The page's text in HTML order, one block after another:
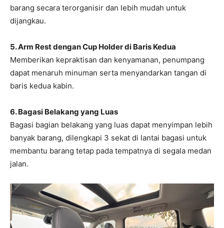
barang secara terorganisir dan lebih mudah untuk
dijangkau.
5. Arm Rest dengan Cup Holder di Baris Kedua
Memberikan kepraktisan dan kenyamanan, penumpang
dapat menaruh minuman serta menyandarkan tangan di
baris kedua kabin.
6. Bagasi Belakang yang Luas
Bagasi bagian belakang yang luas dapat menyimpan lebih
banyak barang, dilengkapi 3 sekat di lantai bagasi untuk
membantu barang tetap pada tempatnya di segala medan
jalan.